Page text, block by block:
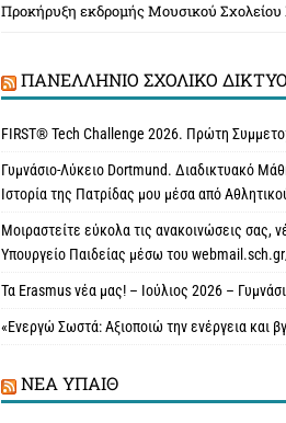
Προκήρυξη εκδρομής Μουσικού Σχολείου
ΠΑΝΕΛΛΉΝΙΟ ΣΧΟΛΙΚΌ ΔΊΚΤΥΟ
FIRST® Tech Challenge 2026. Πρώτη
Γυμνάσιο-Λύκειο Dortmund. Διαδικτυακό
Ιστορία της Πατρίδας μου μέσα από
Μοιραστείτε εύκολα τις ανακοινώσεις σας,
Υπουργείο Παιδείας μέσω του
Τα Erasmus νέα μας! – Ιούλιος 2026 –
«Ενεργώ Σωστά: Αξιοποιώ την ενέργεια και
ΝΈΑ ΥΠAΙΘ